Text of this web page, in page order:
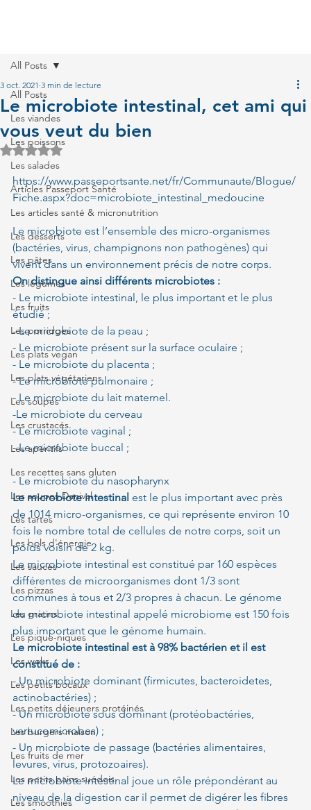
All Posts
Les viandes
Les poissons
Les salades
Articles Passeport Santé
Les articles santé & micronutrition
Les desserts
Les pâtes
Les légumes
Les fruits
Les porridges
Les plats vegan
Les plats végétariens
Les soupes
Les crustacés
Les apéritifs
Les recettes sans gluten
Les soupes Danival
Les tartes
Les bols d'énergie
Les sauces
Les pizzas
Les gratins
Les pique-niques
Les woks
Les petits bocaux
Les petits déjeuners protéinés
Les burgers maison
Les fruits de mer
Les petits pains suédois
Les smoothies
All Posts
Le microbiote intestinal, cet ami qui
vous veut du bien
3 oct. 2021 3 min de lecture
Noté NaN étoiles sur 5.
https://www.passeportsante.net/fr/Communaute/Blogue/
Fiche.aspx?doc=microbiote_intestinal_medoucine
Le microbiote est l’ensemble des micro-organismes
(bactéries, virus, champignons non pathogènes) qui
vivent dans un environnement précis de notre corps.
On distingue ainsi différents microbiotes :
- Le microbiote intestinal, le plus important et le plus
étudié ;
- Le microbiote de la peau ;
- Le microbiote présent sur la surface oculaire ;
- Le microbiote du placenta ;
- Le microbiote pulmonaire ;
- Le microbiote du lait maternel.
-Le microbiote du cerveau
- Le microbiote vaginal ;
- Le microbiote buccal ;
- Le microbiote du nasopharynx
Le microbiote intestinal est le plus important avec près
de 1014 micro-organismes, ce qui représente environ 10
fois le nombre total de cellules de notre corps, soit un
poids voisin de 2 kg.
Le microbiote intestinal est constitué par 160 espèces
différentes de microorganismes dont 1/3 sont
communes à tous et 2/3 propres à chacun. Le génome
du microbiote intestinal appelé microbiome est 150 fois
plus important que le génome humain.
Le microbiote intestinal est à 98% bactérien et il est
constitué de :
- Un microbiote dominant (firmicutes, bacteroidetes,
actinobactéries) ;
- Un microbiote sous dominant (protéobactéries,
verrucomicrobes) ;
- Un microbiote de passage (bactéries alimentaires,
levures, virus, protozoaires).
Le microbiote intestinal joue un rôle prépondérant au
niveau de la digestion car il permet de digérer les fibres